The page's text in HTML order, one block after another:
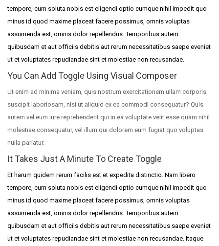
tempore, cum soluta nobis est eligendi optio cumque nihil impedit quo
minus id quod maxime placeat facere possimus, omnis voluptas
assumenda est, omnis dolor repellendus. Temporibus autem
quibusdam et aut officiis debitis aut rerum necessitatibus saepe eveniet
ut et voluptates repudiandae sint et molestiae non recusandae.
You Can Add Toggle Using Visual Composer
Ut enim ad minima veniam, quis nostrum exercitationem ullam corporis
suscipit laboriosam, nisi ut aliquid ex ea commodi consequatur? Quis
autem vel eum iure reprehenderit qui in ea voluptate velit esse quam nihil
molestiae consequatur, vel illum qui dolorem eum fugiat quo voluptas
nulla pariatur.
It Takes Just A Minute To Create Toggle
Et harum quidem rerum facilis est et expedita distinctio. Nam libero
tempore, cum soluta nobis est eligendi optio cumque nihil impedit quo
minus id quod maxime placeat facere possimus, omnis voluptas
assumenda est, omnis dolor repellendus. Temporibus autem
quibusdam et aut officiis debitis aut rerum necessitatibus saepe eveniet
ut et voluptates repudiandae sint et molestiae non recusandae. Itaque